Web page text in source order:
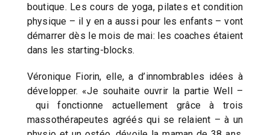
boutique. Les cours de yoga, pilates et condition
physique – il y en a aussi pour les enfants – vont
démarrer dès le mois de mai: les coaches étaient
dans les starting-blocks.
Véronique Fiorin, elle, a d’innombrables idées à
développer. «Je souhaite ouvrir la partie Well –
qui fonctionne actuellement grâce à trois
massothérapeutes agréés qui se relaient – à un